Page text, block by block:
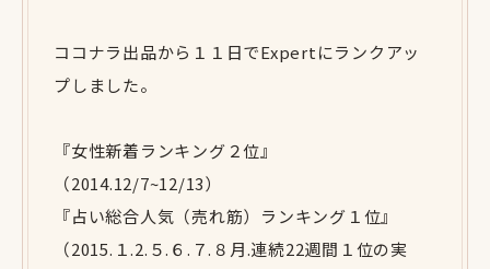
ココナラ出品から１１日でExpertにランクアッ
プしました。
『女性新着ランキング２位』
（2014.12/7~12/13）
『占い総合人気（売れ筋）ランキング１位』
（2015.１.2.５.６.７.８月.連続22週間１位の実